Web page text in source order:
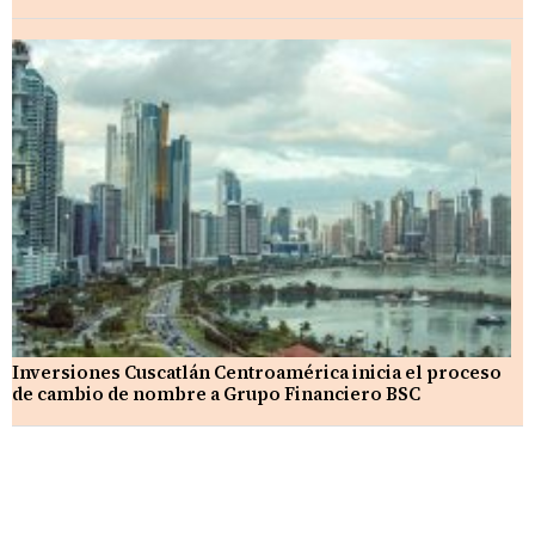
Inversiones Cuscatlán Centroamérica inicia el proceso
de cambio de nombre a Grupo Financiero BSC